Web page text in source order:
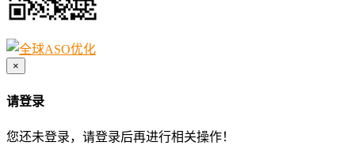
×
请登录
您还未登录，请登录后再进行相关操作！